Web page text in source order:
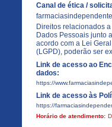
Canal de ética /
Direitos relacionados
Dados Pessoais junto
acordo com a Lei
(LGPD), poderão ser
Link de acesso ao
dados:
https://
Link de acesso às
https://
Horário de atendimento: